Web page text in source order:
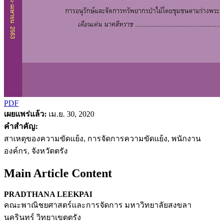
PDF
เผยแพร่แล้ว: เม.ย. 30, 2020
คำสำคัญ:
สาเหตุของความขัดแย้ง, การจัดการความขัดแย้ง, พนักงาน
องค์กร, จังหวัดตรัง
Main Article Content
PRADTHANA LEEKPAI
คณะพาณิชยศาสตร์และการจัดการ มหาวิทยาลัยสงขลา
นครินทร์ วิทยาเขตตรัง